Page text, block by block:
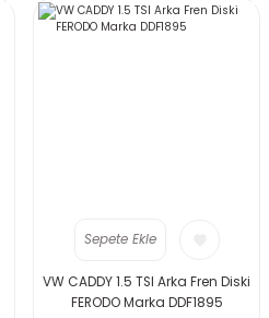
Sepete Ekle
VW CADDY 1.5 TSI Arka Fren Diski
FERODO Marka DDF1895